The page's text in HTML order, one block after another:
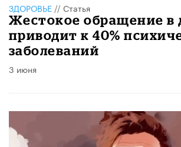
ЗДОРОВЬЕ // Статья
Жестокое обращение в
приводит к 40%
заболеваний
3 июня